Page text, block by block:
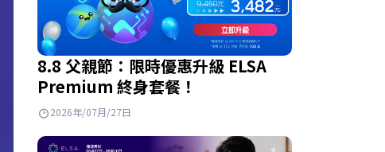
8.8 父親節：限時優惠升級 ELSA
Premium 終身套餐！
2026年/07月/27日